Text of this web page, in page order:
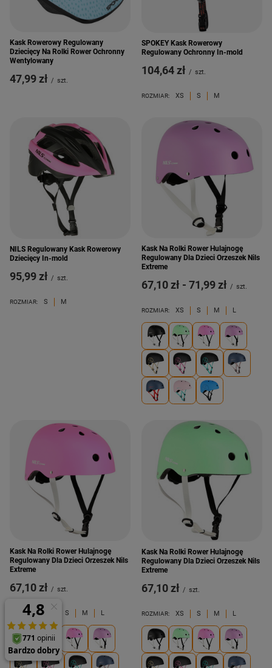
Kask Rowerowy Regulowany
Dziecięcy Na Rolki Rower Ochronny
Wentylowany
47,99 zł / szt.
SPOKEY Kask Rowerowy
Regulowany Ochronny In-mold
104,64 zł / szt.
ROZMIAR: XS S M
NILS Regulowany Kask Rowerowy
Dziecięcy In-mold
95,99 zł / szt.
ROZMIAR: S M
Kask Na Rolki Rower Hulajnogę
Regulowany Dla Dzieci Orzeszek Nils
Extreme
od
67,10 zł - do
71,99 zł / szt.
ROZMIAR: XS S M L
Kask Na Rolki Rower Hulajnogę
Regulowany Dla Dzieci Orzeszek Nils
Extreme
67,10 zł / szt.
ROZMIAR: XS S M L
Kask Na Rolki Rower Hulajnogę
Regulowany Dla Dzieci Orzeszek Nils
Extreme
67,10 zł / szt.
ROZMIAR: XS S M L